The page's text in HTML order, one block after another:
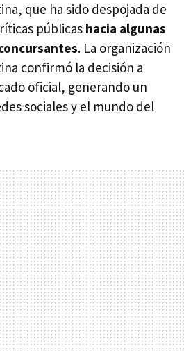
que ha sido despojada de
públicas hacia algunas
. La organización
confirmó la decisión a
oficial, generando un
sociales y el mundo del